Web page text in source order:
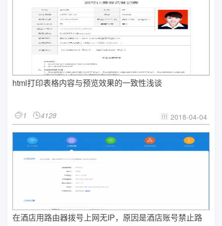
html打印表格内容与预览效果的一致性浅谈
1 4128  2018-04-04
在酒店用路由器拨号上网无IP，原因是酒店账号禁止路